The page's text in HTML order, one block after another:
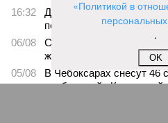
16:32
Два предприятия
после вмешательства
06/08
Суд аннулировал
жителя Чебоксар
05/08
В Чебоксарах снесут 46
проблемной «Кувшинкой»
«Политикой в
.
OK